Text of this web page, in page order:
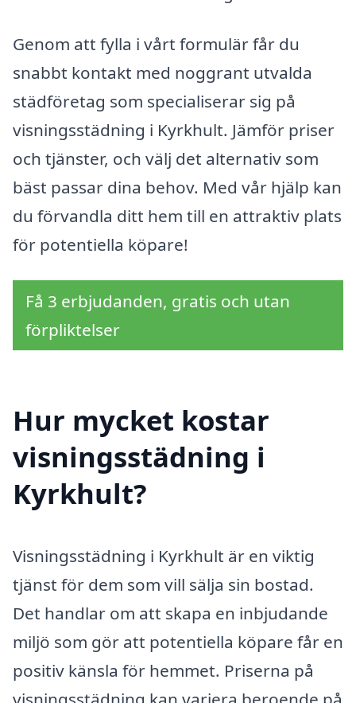
Genom att fylla i vårt formulär får du
snabbt kontakt med noggrant utvalda
städföretag som specialiserar sig på
visningsstädning i Kyrkhult. Jämför priser
och tjänster, och välj det alternativ som
bäst passar dina behov. Med vår hjälp kan
du förvandla ditt hem till en attraktiv plats
för potentiella köpare!
Få 3 erbjudanden, gratis och utan
förpliktelser
Hur mycket kostar
visningsstädning i
Kyrkhult?
Visningsstädning i Kyrkhult är en viktig
tjänst för dem som vill sälja sin bostad.
Det handlar om att skapa en inbjudande
miljö som gör att potentiella köpare får en
positiv känsla för hemmet. Priserna på